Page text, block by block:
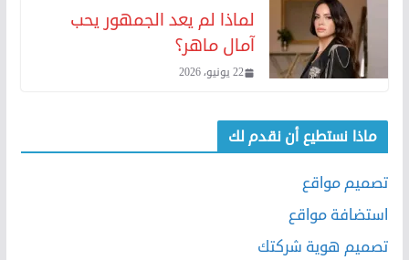
لماذا لم يعد الجمهور يحب
آمال ماهر؟
22 يونيو، 2026
ماذا نستطيع أن نقدم لك
تصميم مواقع
استضافة مواقع
تصميم هوية شركتك